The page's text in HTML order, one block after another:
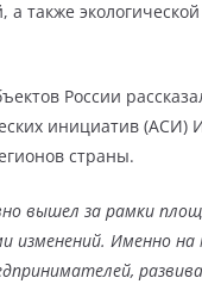
также
России
инициатив
страны.
вышел за рамки
изменений. Именно